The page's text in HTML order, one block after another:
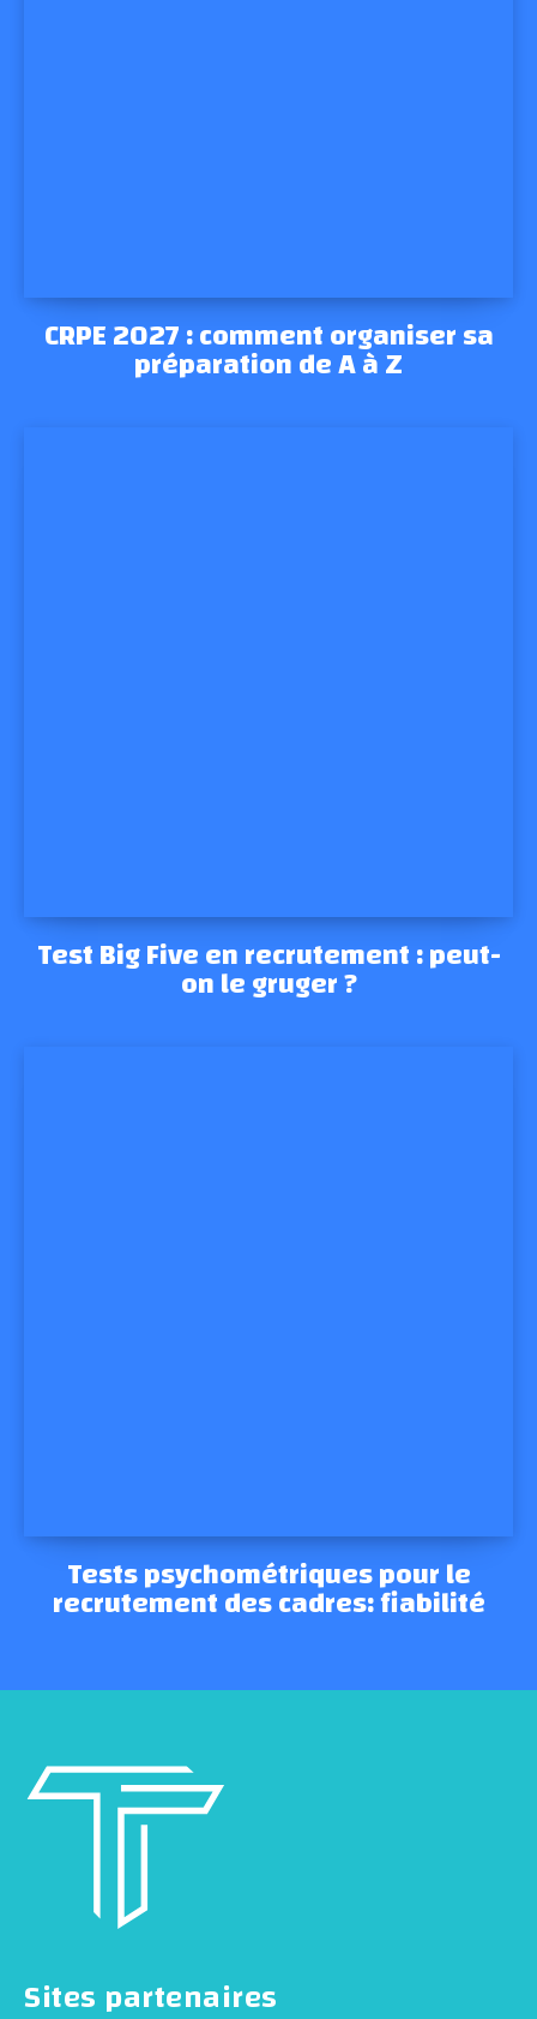
CRPE 2027 : comment organiser sa
préparation de A à Z
Test Big Five en recrutement : peut-
on le gruger ?
Tests psychométriques pour le
recrutement des cadres: fiabilité
Sites partenaires